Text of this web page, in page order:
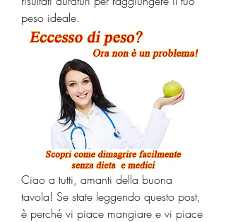
peso ideale.
Ciao a tutti, amanti della buona
tavola! Se state leggendo questo post,
è perché vi piace mangiare e vi piace